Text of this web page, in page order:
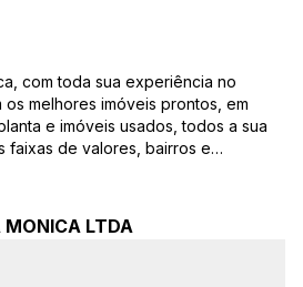
com toda sua experiência no
melhores imóveis prontos, em
e imóveis usados, todos a sua
faixas de valores, bairros e
prontos para responder-lhe
casas, apartamentos, terrenos,
imobiliários. Quais
Santa Monica lhe proporciona?
MONICA LTDA